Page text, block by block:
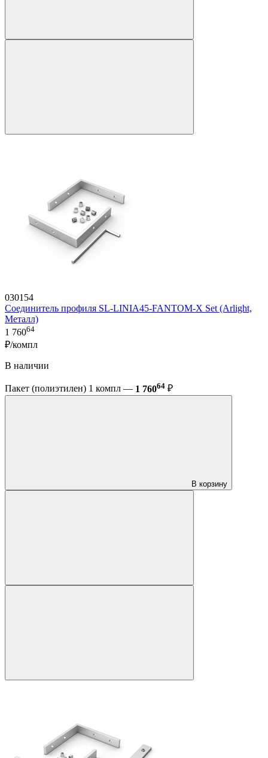
030154
Соединитель профиля SL-LINIA45-FANTOM-X Set (Arlight,
Металл)
1 76064
₽/компл
В наличии
Пакет (полиэтилен) 1 компл — 1 76064 ₽
В корзину